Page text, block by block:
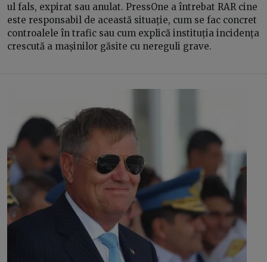
ul fals, expirat sau anulat. PressOne a întrebat RAR cine
este responsabil de această situație, cum se fac concret
controalele în trafic sau cum explică instituția incidența
crescută a mașinilor găsite cu nereguli grave.